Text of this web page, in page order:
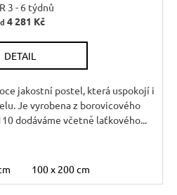
3 - 6 týdnů
4 281 Kč
DETAIL
jakostní postel, která uspokojí i
Je vyrobena z borovicového
dodáváme včetně laťkového...
100 x 200 cm